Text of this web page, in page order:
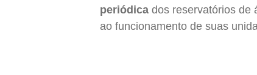
periódicados reservatórios de
ao funcionamento de suas